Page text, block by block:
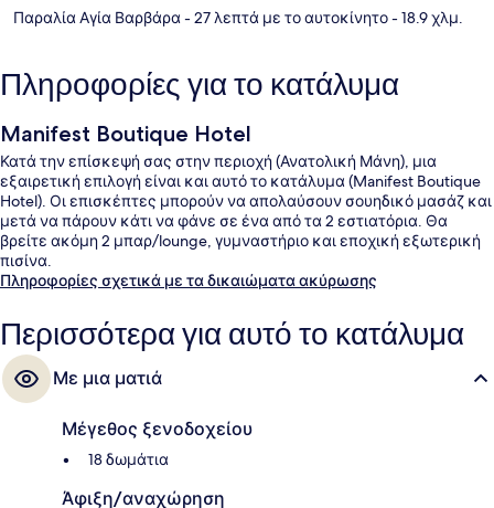
Παραλία Αγία Βαρβάρα- 27 λεπτά με το αυτοκίνητο- 18.9 χλμ.
Πληροφορίες για το κατάλυμα
Manifest Boutique Hotel
Κατά την επίσκεψή σας στην περιοχή (Ανατολική Μάνη), μια
εξαιρετική επιλογή είναι και αυτό το κατάλυμα (Manifest Boutique
Hotel). Οι επισκέπτες μπορούν να απολαύσουν σουηδικό μασάζ και
μετά να πάρουν κάτι να φάνε σε ένα από τα 2 εστιατόρια. Θα
βρείτε ακόμη 2 μπαρ/lounge, γυμναστήριο και εποχική εξωτερική
πισίνα.
Πληροφορίες σχετικά με τα δικαιώματα ακύρωσης
Περισσότερα για αυτό το κατάλυμα
Με μια ματιά
Μέγεθος ξενοδοχείου
18 δωμάτια
Άφιξη/αναχώρηση